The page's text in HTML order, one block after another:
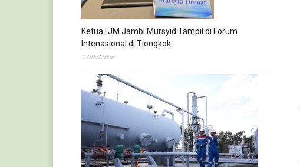
Ketua FJM Jambi Mursyid Tampil di Forum
Intenasional di Tiongkok
17/07/2026